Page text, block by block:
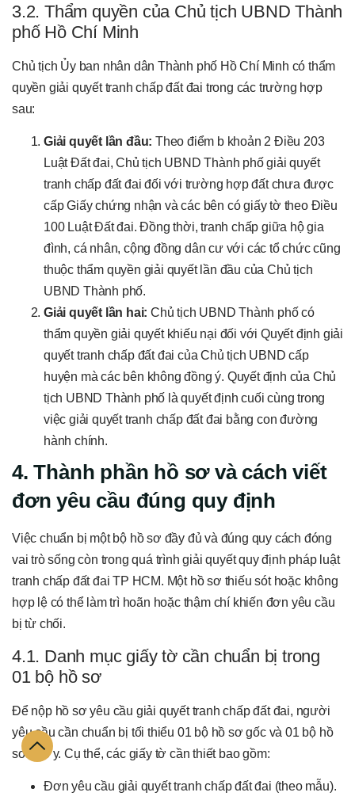
3.2. Thẩm quyền của Chủ tịch UBND Thành
phố Hồ Chí Minh
Chủ tịch Ủy ban nhân dân Thành phố Hồ Chí Minh có thẩm
quyền giải quyết tranh chấp đất đai trong các trường hợp
sau:
Giải quyết lần đầu: Theo điểm b khoản 2 Điều 203
Luật Đất đai, Chủ tịch UBND Thành phố giải quyết
tranh chấp đất đai đối với trường hợp đất chưa được
cấp Giấy chứng nhận và các bên có giấy tờ theo Điều
100 Luật Đất đai. Đồng thời, tranh chấp giữa hộ gia
đình, cá nhân, cộng đồng dân cư với các tổ chức cũng
thuộc thẩm quyền giải quyết lần đầu của Chủ tịch
UBND Thành phố.
Giải quyết lần hai: Chủ tịch UBND Thành phố có
thẩm quyền giải quyết khiếu nại đối với Quyết định giải
quyết tranh chấp đất đai của Chủ tịch UBND cấp
huyện mà các bên không đồng ý. Quyết định của Chủ
tịch UBND Thành phố là quyết định cuối cùng trong
việc giải quyết tranh chấp đất đai bằng con đường
hành chính.
4. Thành phần hồ sơ và cách viết
đơn yêu cầu đúng quy định
Việc chuẩn bị một bộ hồ sơ đầy đủ và đúng quy cách đóng
vai trò sống còn trong quá trình giải quyết quy định pháp luật
tranh chấp đất đai TP HCM. Một hồ sơ thiếu sót hoặc không
hợp lệ có thể làm trì hoãn hoặc thậm chí khiến đơn yêu cầu
bị từ chối.
4.1. Danh mục giấy tờ cần chuẩn bị trong
01 bộ hồ sơ
Để nộp hồ sơ yêu cầu giải quyết tranh chấp đất đai, người
yêu cầu cần chuẩn bị tối thiểu 01 bộ hồ sơ gốc và 01 bộ hồ
sơ sao y. Cụ thể, các giấy tờ cần thiết bao gồm:
Đơn yêu cầu giải quyết tranh chấp đất đai (theo mẫu).